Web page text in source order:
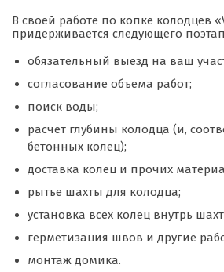
В своей работе по копке колодцев
придерживается следующего
обязательный выезд на ваш
согласование объема работ;
поиск воды;
расчет глубины колодца (и,
бетонных колец);
доставка колец и прочих
рытье шахты для колодца;
установка всех колец внутрь
герметизация швов и другие
монтаж домика.